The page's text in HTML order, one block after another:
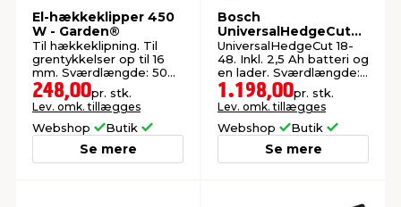
El-hækkeklipper 450
W - Garden®
Til hækkeklipning. Til
grentykkelser op til 16
mm. Sværdlængde: 50
cm.
248,00pr. stk.
Lev. omk. tillægges
Webshop Butik
Se mere
Bosch
UniversalHedgeCut
18V-48 hækkeklipper
2,5 Ah
UniversalHedgeCut 18-
48. Inkl. 2,5 Ah batteri og
en lader. Sværdlængde:
50 cm.
1.198,00pr. stk.
Lev. omk. tillægges
Webshop Butik
Se mere